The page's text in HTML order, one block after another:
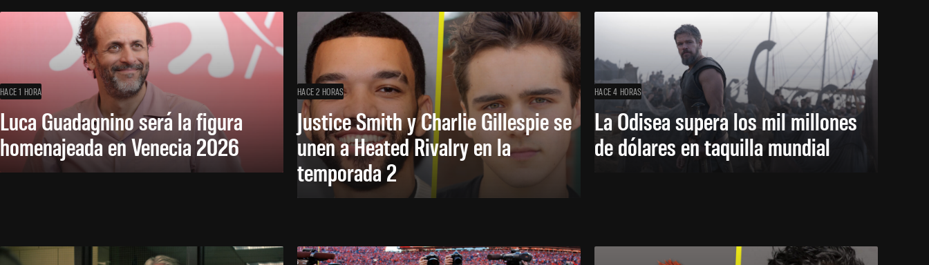
HACE 1 HORA
Luca Guadagnino será la figura
homenajeada en Venecia 2026
HACE 2 HORAS
Justice Smith y Charlie Gillespie se
unen a Heated Rivalry en la
temporada 2
HACE 4 HORAS
La Odisea supera los mil millones
de dólares en taquilla mundial